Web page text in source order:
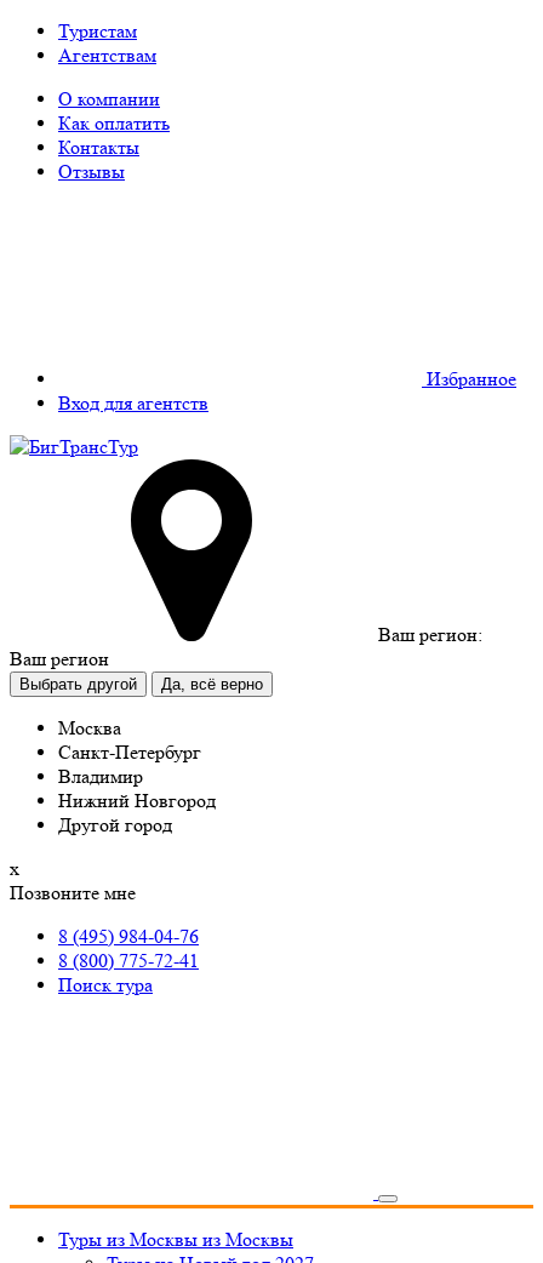
Туристам
Агентствам
О компании
Как оплатить
Контакты
Отзывы
Избранное
Вход для агентств
Ваш регион:
Ваш регион
Выбрать другой Да, всё верно
Москва
Санкт-Петербург
Владимир
Нижний Новгород
Другой город
х
Позвоните мне
8 (495) 984-04-76
8 (800) 775-72-41
Поиск тура
Туры из Москвы из Москвы